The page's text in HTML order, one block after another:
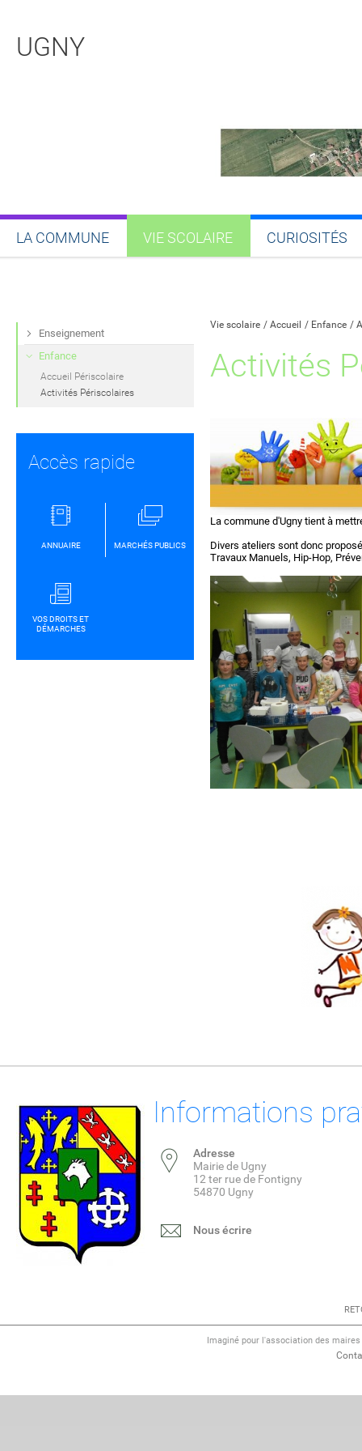
UGNY
LA COMMUNE VIE SCOLAIRE CURIOSITÉS
Vie scolaire Accueil Enfance
Activités
La commune d'Ugny tient à
Divers ateliers sont donc
Travaux Manuels, Hip-Hop,
Enseignement
Enfance
Accueil Périscolaire
Activités Périscolaires
Accès rapide
ANNUAIRE MARCHÉS PUBLICS
VOS DROITS ET
DÉMARCHES
Informations
Adresse
Mairie de Ugny
12 ter rue de Fontigny
54870 Ugny
Nous écrire
Imaginé pour l'association des